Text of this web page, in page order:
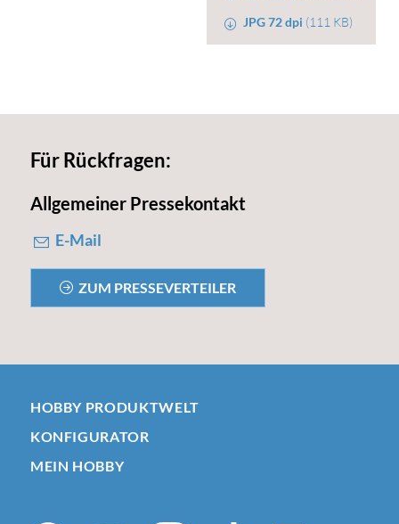
JPG 72 dpi (111 KB)
Für Rückfragen:
Allgemeiner Pressekontakt
E-Mail
ZUM PRESSEVERTEILER
HOBBY PRODUKTWELT
KONFIGURATOR
MEIN HOBBY